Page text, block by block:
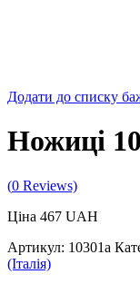
Додати до списку
Ножиці
(0 Reviews)
Ціна 467 UAH
Артикул: 10301a
(Італія)